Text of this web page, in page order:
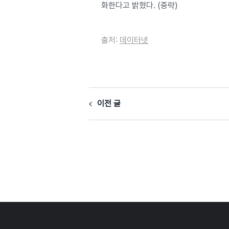
화한다고 밝혔다. (중략)
출처: 데이터넷
이전 글